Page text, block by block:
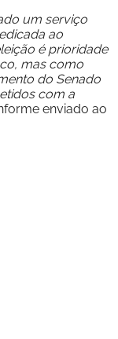
um serviço
ao
é prioridade
mas como
do Senado
com a
enviado ao